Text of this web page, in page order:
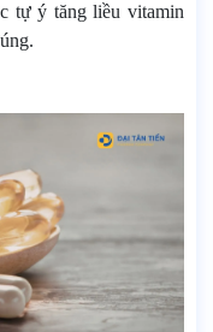
tự ý tăng liều vitamin